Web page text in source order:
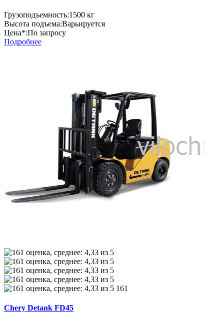
Грузоподъемность:1500 кг
Высота подъема:Варьируется
Цена*:По запросу
Подробнее
161
Chery Detank FD45